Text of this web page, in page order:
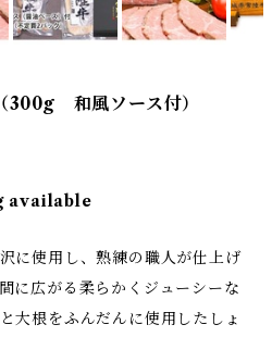
300g 和風ソース付）
available
に使用し、熟練の職人が仕上げ
に広がる柔らかくジューシーな
大根をふんだんに使用したしょ